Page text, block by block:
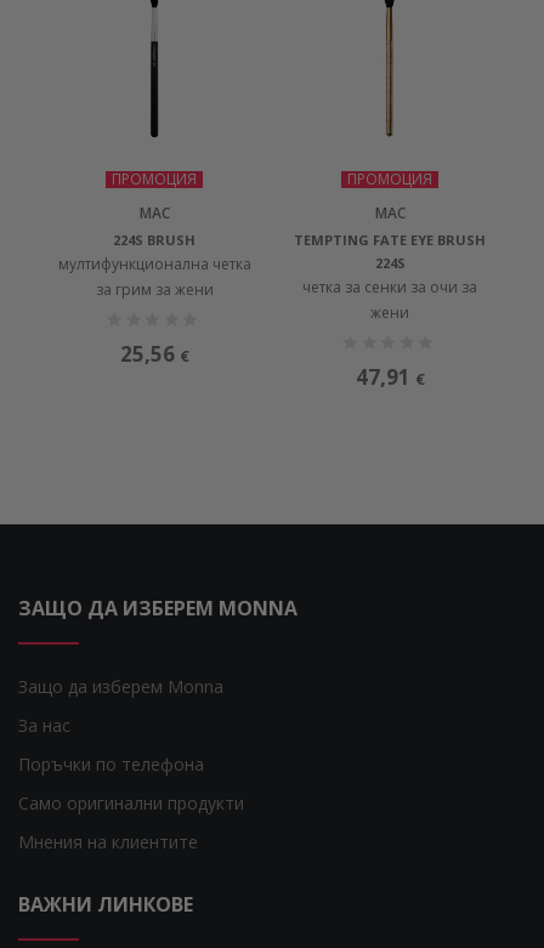
ПРОМОЦИЯ
MAC
224S BRUSH
мултифункционална четка
за грим за жени
25,56 €
ПРОМОЦИЯ
MAC
TEMPTING FATE EYE BRUSH
224S
четка за сенки за очи за
жени
47,91 €
ЗАЩО ДА ИЗБЕРЕМ MONNA
Защо да изберем Monna
За нас
Поръчки по телефона
Само оригинални продукти
Мнения на клиентите
ВАЖНИ ЛИНКОВЕ